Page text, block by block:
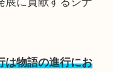
は物語の進行にお